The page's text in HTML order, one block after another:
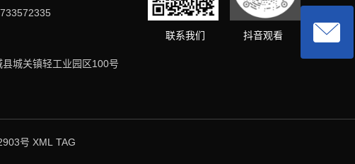
城关镇轻工业园区100号
联系我们 抖音观看
号 XML TAG